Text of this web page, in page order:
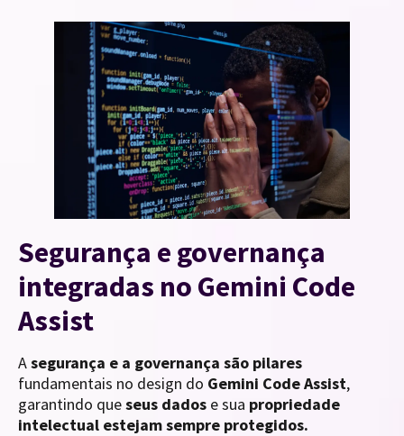
Segurança e governança
integradas no Gemini Code
Assist
Asegurança e a governança são pilares
fundamentais no design do Gemini Code Assist,
garantindo queseus dados e sua propriedade
intelectual estejam sempre protegidos.